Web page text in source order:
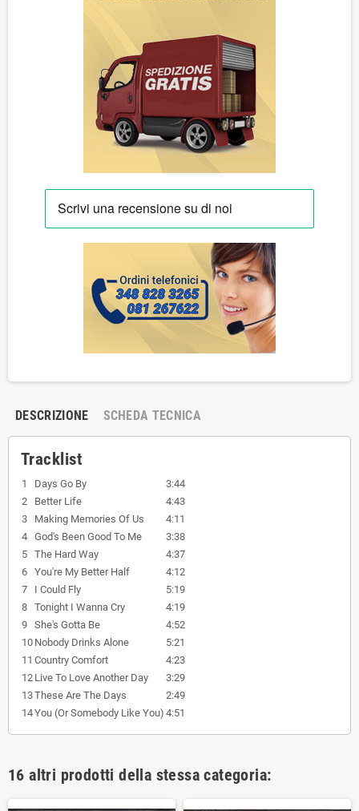
DESCRIZIONE SCHEDA TECNICA
Tracklist
1 Days Go By
3:44
2
Better Life
4:43
3
Making Memories Of Us
4:11
4 God's Been Good To Me
3:38
5 The Hard Way
4:37
6 You're My Better Half
4:12
7
I Could Fly
5:19
8 Tonight I Wanna Cry
4:19
9 She's Gotta Be
4:52
10 Nobody Drinks Alone
5:21
11 Country Comfort
4:23
12 Live To Love Another Day
3:29
13These Are The Days
2:49
14You (Or Somebody Like You) 4:51
16 altri prodotti della stessa categoria: